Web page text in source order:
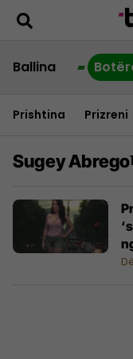
Ballina
Prishtina Prizreni
Sugey Abrego